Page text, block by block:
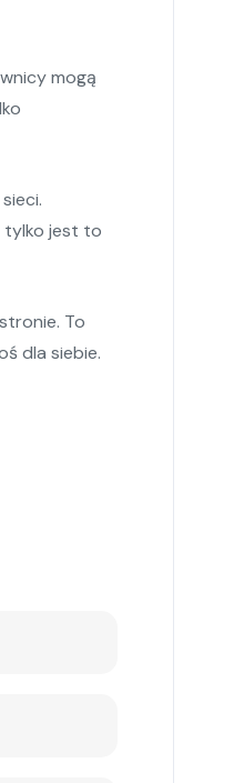
mogą
tylko jest to
To
dla siebie.